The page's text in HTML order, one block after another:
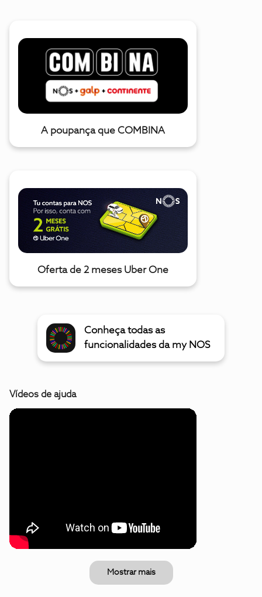
A poupança que COMBINA
Oferta de 2 meses Uber One
Conheça todas as
funcionalidades da my NOS
Vídeos de ajuda
Mostrar mais